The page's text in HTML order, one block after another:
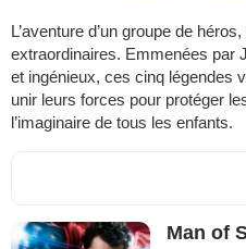
L’aventure d’un groupe de
extraordinaires. Emmenées par
et ingénieux, ces cinq légendes
unir leurs forces pour protéger
l’imaginaire de tous les enfants.
Man of